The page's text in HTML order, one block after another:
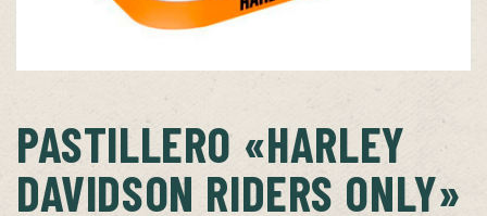
PASTILLERO «HARLEY
DAVIDSON RIDERS ONLY»